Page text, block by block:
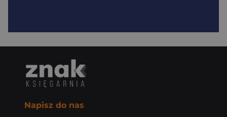
Napisz do nas